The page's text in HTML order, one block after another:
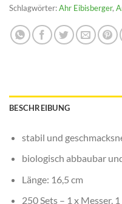
Schlagwörter:Ahr Eibisberger,
BESCHREIBUNG
stabil und
biologisch abbaubar
Länge: 16,5 cm
250 Sets – 1 x Messer,